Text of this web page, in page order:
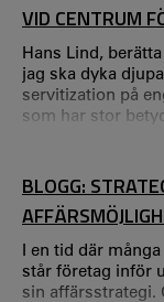
Management. –
inom tjä
VID CENTRUM
Hans Lind,
jag ska dyka
servitization på
som har stor
BLOGG:
I en tid där
står företag inför
sin affärsstrategi.